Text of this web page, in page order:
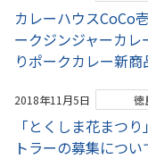
カレーハウスCoCo
ークジンジャーカ
りポークカレー
2018年11月5日 徳
「とくしま花まつ
トラーの募集につ